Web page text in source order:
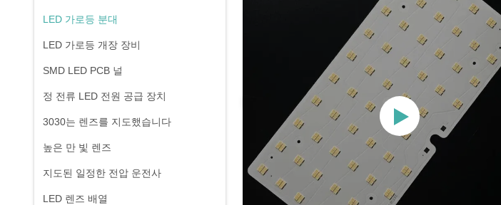
LED 가로등 분대
LED 가로등 개장 장비
SMD LED PCB 널
정 전류 LED 전원 공급 장치
3030는 렌즈를 지도했습니다
높은 만 빛 렌즈
지도된 일정한 전압 운전사
LED 렌즈 배열